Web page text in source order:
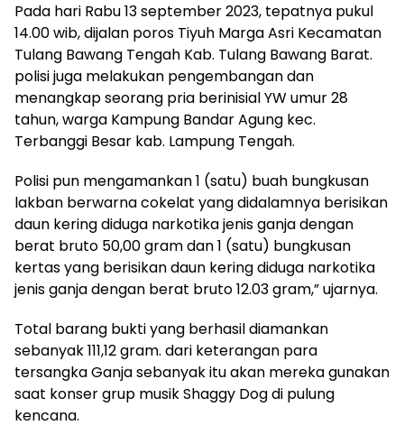
Pada hari Rabu 13 september 2023, tepatnya pukul
14.00 wib, dijalan poros Tiyuh Marga Asri Kecamatan
Tulang Bawang Tengah Kab. Tulang Bawang Barat.
polisi juga melakukan pengembangan dan
menangkap seorang pria berinisial YW umur 28
tahun, warga Kampung Bandar Agung kec.
Terbanggi Besar kab. Lampung Tengah.
Polisi pun mengamankan 1 (satu) buah bungkusan
lakban berwarna cokelat yang didalamnya berisikan
daun kering diduga narkotika jenis ganja dengan
berat bruto 50,00 gram dan 1 (satu) bungkusan
kertas yang berisikan daun kering diduga narkotika
jenis ganja dengan berat bruto 12.03 gram,” ujarnya.
Total barang bukti yang berhasil diamankan
sebanyak 111,12 gram. dari keterangan para
tersangka Ganja sebanyak itu akan mereka gunakan
saat konser grup musik Shaggy Dog di pulung
kencana.